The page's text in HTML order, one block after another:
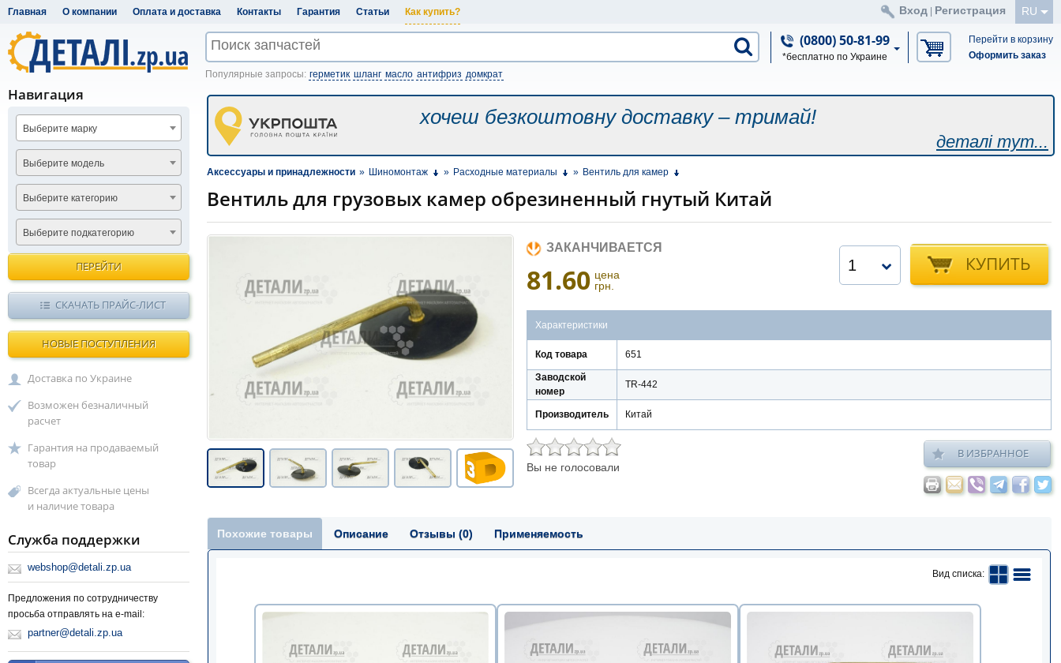
Главная О компании Оплата и доставка Контакты Гарантия Статьи Как купить? RU
Вход Регистрация
(0800) 50-81-99
*бесплатно по Украине
Перейти в корзину
Оформить заказ
Популярные запросы: герметик шланг масло антифриз домкрат
хочеш безкоштовну доставку – тримай!
деталі тут...
Аксессуары и принадлежности » Шиномонтаж » Расходные материалы » Вентиль для камер
Вентиль для грузовых камер обрезиненный гнутый Китай
ЗАКАНЧИВАЕТСЯ
81.60 цена
грн.
КУПИТЬ
1
Характеристики
Код товара 651
Заводской
номер
TR-442
Производитель Китай
Вы не голосовали
В ИЗБРАННОЕ
Похожие товары Описание Отзывы (0) Применяемость
Вид списка:
Навигация
Выберите марку
Выберите модель
Выберите категорию
Выберите подкатегорию
ПЕРЕЙТИ
СКАЧАТЬ ПРАЙС-ЛИСТ
НОВЫЕ ПОСТУПЛЕНИЯ
Доставка по Украине
Возможен безналичный
расчет
Гарантия на продаваемый
товар
Всегда актуальные цены
и наличие товара
Служба поддержки
webshop@detali.zp.ua
Предложения по сотрудничеству
просьба отправлять на e-mail:
partner@detali.zp.ua